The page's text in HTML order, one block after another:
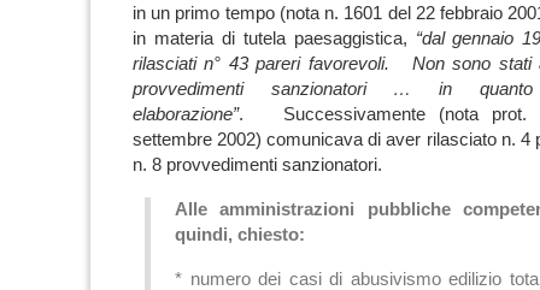
in un primo tempo (nota n. 1601 del 22 febbraio
in materia di tutela paesaggistica, “dal gennaio
rilasciati n° 43 pareri favorevoli. Non sono stati
provvedimenti sanzionatori … in
elaborazione”. Successivamente (nota prot.
settembre 2002) comunicava di aver rilasciato n. 4
n. 8 provvedimenti sanzionatori.
Alle amministrazioni pubbliche
quindi, chiesto:
* numero dei casi di abusivismo edilizio